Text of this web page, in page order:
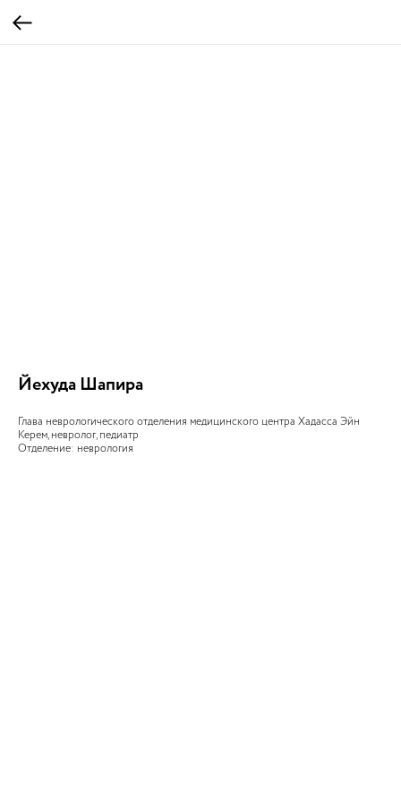
Йехуда Шапира
Глава неврологического отделения медицинского центра Хадасса Эйн
Керем, невролог, педиатр
Отделение: неврология